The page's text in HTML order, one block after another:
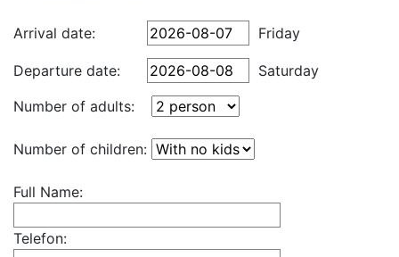
Arrival date: Friday
Departure date:
Saturday
Number of adults:
Number of children:
Full Name:
Telefon: